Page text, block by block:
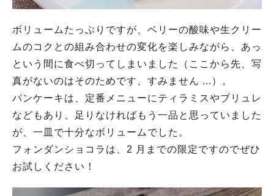
ボリュームたっぷりですが、ベリーの酸味や生クリー
ムのコクとの組み合わせの変化を楽しみながら、あっ
という間に食べ切ってしまいました（ここから先、写
真がないのはそのためです、すみません ...）。
パンケーキは、定番メニューにティラミスやブリュレ
などもあり、足りなければもう一品と思っていました
が、一皿で十分なボリュームでした。
フォンダンショコラは、2 月までの限定ですのでぜひ
お試しください！